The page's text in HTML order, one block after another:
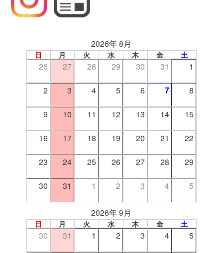
2026年 8月
日 月 火 水 木 金 土
26 27 28 29 30 31 1
2 3 4 5 6 7 8
9 10 11 12 13 14 15
16 17 18 19 20 21 22
23 24 25 26 27 28 29
30 31 1 2 3 4 5
2026年 9月
日 月 火 水 木 金 土
30 31 1 2 3 4 5